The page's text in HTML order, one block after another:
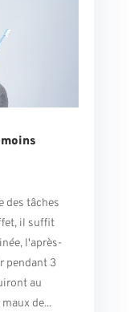
des tâches
il suffit
l'après-
pendant 3
au
de...